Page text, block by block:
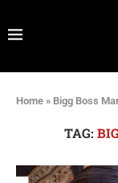
Home » Bigg Boss
TAG: